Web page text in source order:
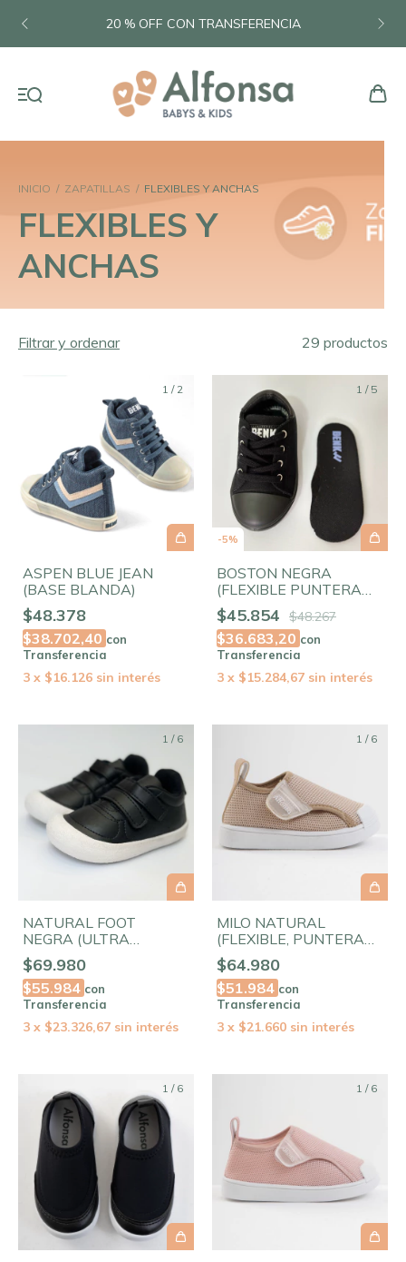
20 % OFF CON TRANSFERENCIA
INICIO / ZAPATILLAS / FLEXIBLES Y ANCHAS
FLEXIBLES Y
ANCHAS
Filtrar y ordenar 29 productos
1 / 2
ASPEN BLUE JEAN
(BASE BLANDA)
$48.378
$38.702,40 con
Transferencia
3 x $16.126 sin interés
1 / 5
-5%
BOSTON NEGRA
(FLEXIBLE PUNTERA
AMPLIA)
$45.854 $48.267
$36.683,20 con
Transferencia
3 x $15.284,67 sin interés
1 / 6
NATURAL FOOT
NEGRA (ULTRA
FLEXIBLE, PUNTERA
AMPLIA)
$69.980
$55.984 con
Transferencia
3 x $23.326,67 sin interés
1 / 6
MILO NATURAL
(FLEXIBLE, PUNTERA
AMPLIA)
$64.980
$51.984 con
Transferencia
3 x $21.660 sin interés
1 / 6 1 / 6